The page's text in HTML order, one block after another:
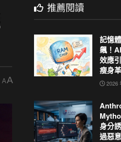
AA
推薦閱讀
記憶
飆！
效應
瘦身
2026
身分
過惡